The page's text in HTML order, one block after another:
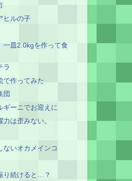
ヒルの子
皿2.0kgを作って食
ラ
で作ってみた
団
ギーニでお迎えに
は歪みない。
ないオカメインコ
り続けると…？